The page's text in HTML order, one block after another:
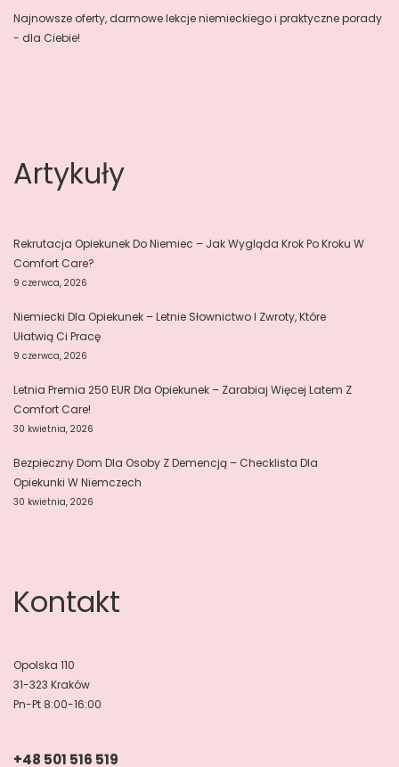
Najnowsze oferty, darmowe lekcje niemieckiego i praktyczne porady
- dla Ciebie!
Artykuły
Rekrutacja Opiekunek Do Niemiec – Jak Wygląda Krok Po Kroku W
Comfort Care?
9 czerwca, 2026
Niemiecki Dla Opiekunek – Letnie Słownictwo I Zwroty, Które
Ułatwią Ci Pracę
9 czerwca, 2026
Letnia Premia 250 EUR Dla Opiekunek – Zarabiaj Więcej Latem Z
Comfort Care!
30 kwietnia, 2026
Bezpieczny Dom Dla Osoby Z Demencją – Checklista Dla
Opiekunki W Niemczech
30 kwietnia, 2026
Kontakt
Opolska 110
31-323 Kraków
Pn-Pt 8:00-16:00
+48 501 516 519